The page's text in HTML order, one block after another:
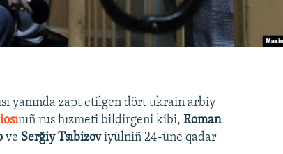
yanında zapt etilgen dört ukrain arbiy
nıñ rus hızmeti bildirgeni kibi, Roman
ve Serğiy Tsıbizoviyülniñ 24-üne qadar